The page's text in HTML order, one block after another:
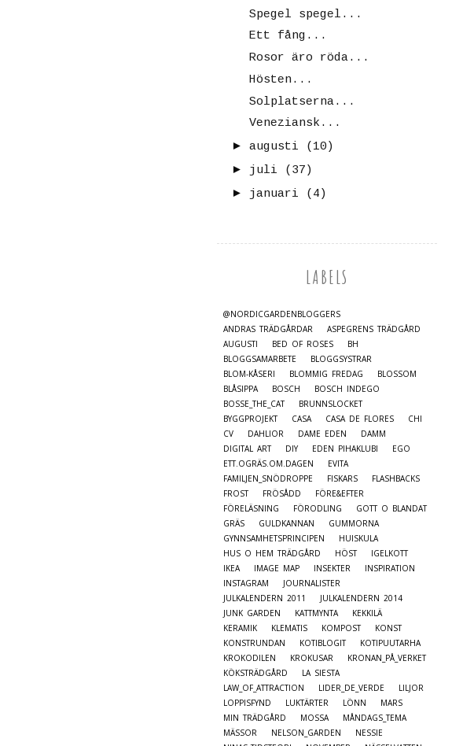
Spegel spegel...
Ett fång...
Rosor äro röda...
Hösten...
Solplatserna...
Veneziansk...
► augusti
(10)
► juli
(37)
► januari (4)
LABELS
@NORDICGARDENBLOGGERS
ANDRAS TRÄDGÅRDAR
ASPEGRENS TRÄDGÅRD
AUGUSTI
BED OF ROSES
BH
BLOGGSAMARBETE
BLOGGSYSTRAR
BLOM-KÅSERI
BLOMMIG FREDAG
BLOSSOM
BLÅSIPPA
BOSCH
BOSCH INDEGO
BOSSE_THE_CAT
BRUNNSLOCKET
BYGGPROJEKT
CASA CASA DE FLORES
CHI
CV
DAHLIOR DAME EDEN
DAMM
DIGITAL ART
DIY EDEN PIHAKLUBI
EGO
ETT.OGRÄS.OM.DAGEN
EVITA
FAMILJEN_SNÖDROPPE
FISKARS
FLASHBACKS
FROST
FRÖSÅDD
FÖRE&EFTER
FÖRELÄSNING
FÖRODLING
GOTT O BLANDAT
GRÄS
GULDKANNAN
GUMMORNA
GYNNSAMHETSPRINCIPEN
HUISKULA
HUS O HEM TRÄDGÅRD
HÖST
IGELKOTT
IKEA
IMAGE MAP INSEKTER
INSPIRATION
INSTAGRAM
JOURNALISTER
JULKALENDERN 2011
JULKALENDERN 2014
JUNK GARDEN
KATTMYNTA
KEKKILÄ
KERAMIK
KLEMATIS KOMPOST
KONST
KONSTRUNDAN
KOTIBLOGIT
KOTIPUUTARHA
KROKODILEN
KROKUSAR
KRONAN_PÅ_VERKET
KÖKSTRÄDGÅRD
LA SIESTA
LAW_OF_ATTRACTION
LIDER_DE_VERDE
LILJOR
LOPPISFYND
LUKTÄRTER LÖNN
MARS
MIN TRÄDGÅRD
MOSSA
MÅNDAGS_TEMA
MÄSSOR
NELSON_GARDEN
NESSIE